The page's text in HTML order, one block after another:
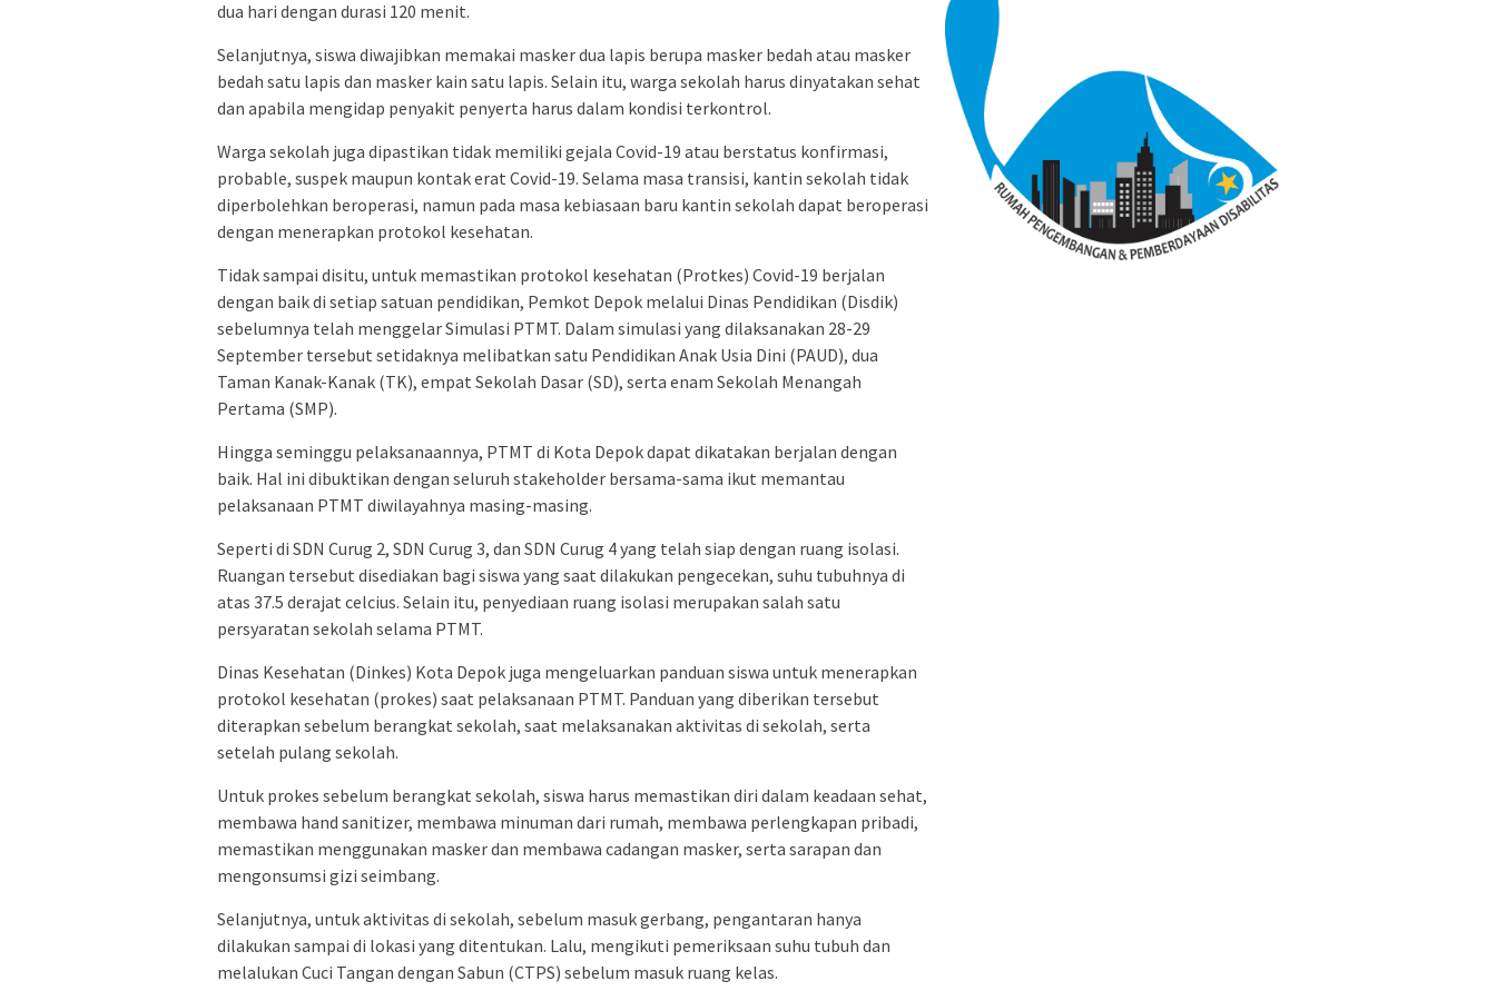
dua hari dengan durasi 120 menit.
Selanjutnya, siswa diwajibkan memakai masker dua lapis berupa masker bedah atau masker
bedah satu lapis dan masker kain satu lapis. Selain itu, warga sekolah harus dinyatakan sehat
dan apabila mengidap penyakit penyerta harus dalam kondisi terkontrol.
Warga sekolah juga dipastikan tidak memiliki gejala Covid-19 atau berstatus konfirmasi,
probable, suspek maupun kontak erat Covid-19. Selama masa transisi, kantin sekolah tidak
diperbolehkan beroperasi, namun pada masa kebiasaan baru kantin sekolah dapat beroperasi
dengan menerapkan protokol kesehatan.
Tidak sampai disitu, untuk memastikan protokol kesehatan (Protkes) Covid-19 berjalan
dengan baik di setiap satuan pendidikan, Pemkot Depok melalui Dinas Pendidikan (Disdik)
sebelumnya telah menggelar Simulasi PTMT. Dalam simulasi yang dilaksanakan 28-29
September tersebut setidaknya melibatkan satu Pendidikan Anak Usia Dini (PAUD), dua
Taman Kanak-Kanak (TK), empat Sekolah Dasar (SD), serta enam Sekolah Menangah
Pertama (SMP).
Hingga seminggu pelaksanaannya, PTMT di Kota Depok dapat dikatakan berjalan dengan
baik. Hal ini dibuktikan dengan seluruh stakeholder bersama-sama ikut memantau
pelaksanaan PTMT diwilayahnya masing-masing.
Seperti di SDN Curug 2, SDN Curug 3, dan SDN Curug 4 yang telah siap dengan ruang isolasi.
Ruangan tersebut disediakan bagi siswa yang saat dilakukan pengecekan, suhu tubuhnya di
atas 37.5 derajat celcius. Selain itu, penyediaan ruang isolasi merupakan salah satu
persyaratan sekolah selama PTMT.
Dinas Kesehatan (Dinkes) Kota Depok juga mengeluarkan panduan siswa untuk menerapkan
protokol kesehatan (prokes) saat pelaksanaan PTMT. Panduan yang diberikan tersebut
diterapkan sebelum berangkat sekolah, saat melaksanakan aktivitas di sekolah, serta
setelah pulang sekolah.
Untuk prokes sebelum berangkat sekolah, siswa harus memastikan diri dalam keadaan sehat,
membawa hand sanitizer, membawa minuman dari rumah, membawa perlengkapan pribadi,
memastikan menggunakan masker dan membawa cadangan masker, serta sarapan dan
mengonsumsi gizi seimbang.
Selanjutnya, untuk aktivitas di sekolah, sebelum masuk gerbang, pengantaran hanya
dilakukan sampai di lokasi yang ditentukan. Lalu, mengikuti pemeriksaan suhu tubuh dan
melalukan Cuci Tangan dengan Sabun (CTPS) sebelum masuk ruang kelas.